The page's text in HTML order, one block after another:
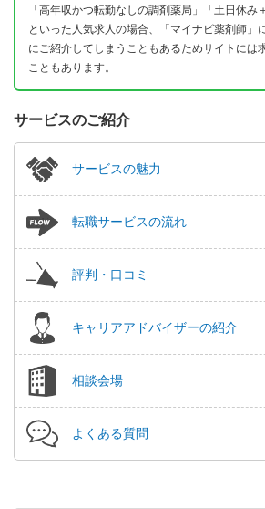
「高年収かつ転勤なしの調剤薬局」「土日休み
といった人気求人の場合、「マイナビ薬剤師」
にご紹介してしまうこともあるためサイトには
こともあります。
サービスのご紹介
サービスの魅力
転職サービスの流れ
評判・口コミ
キャリアアドバイザーの紹介
相談会場
よくある質問